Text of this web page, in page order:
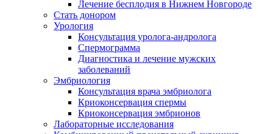
Лечение бесплодия в Нижнем Новгороде
Стать донором
Урология
Консультация уролога-андролога
Спермограмма
Диагностика и лечение мужских
заболеваний
Эмбриология
Консультация врача эмбриолога
Криоконсервация спермы
Криоконсервация эмбрионов
Лабораторные исследования